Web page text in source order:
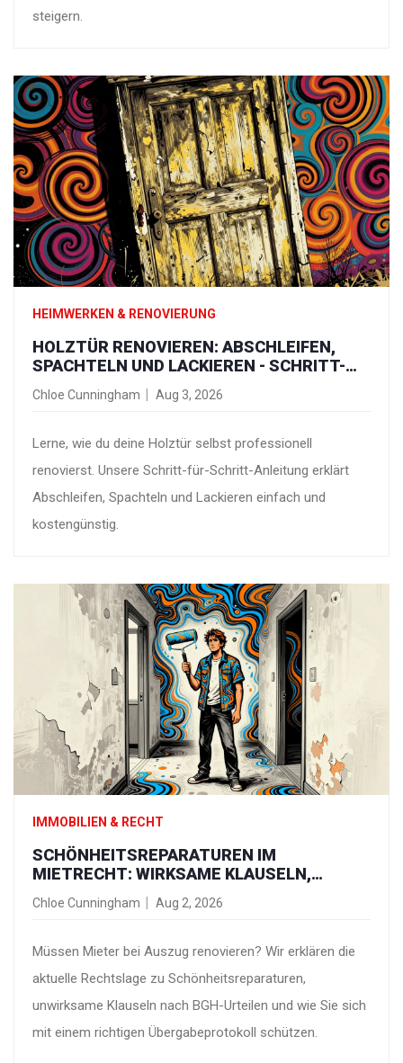
steigern.
HEIMWERKEN & RENOVIERUNG
HOLZTÜR RENOVIEREN: ABSCHLEIFEN,
SPACHTELN UND LACKIEREN - SCHRITT-
FÜR-SCHRITT-ANLEITUNG
Chloe Cunningham Aug 3, 2026
Lerne, wie du deine Holztür selbst professionell
renovierst. Unsere Schritt-für-Schritt-Anleitung erklärt
Abschleifen, Spachteln und Lackieren einfach und
kostengünstig.
IMMOBILIEN & RECHT
SCHÖNHEITSREPARATUREN IM
MIETRECHT: WIRKSAME KLAUSELN,
KOSTEN UND BGH-URTEILE 2026
Chloe Cunningham Aug 2, 2026
Müssen Mieter bei Auszug renovieren? Wir erklären die
aktuelle Rechtslage zu Schönheitsreparaturen,
unwirksame Klauseln nach BGH-Urteilen und wie Sie sich
mit einem richtigen Übergabeprotokoll schützen.